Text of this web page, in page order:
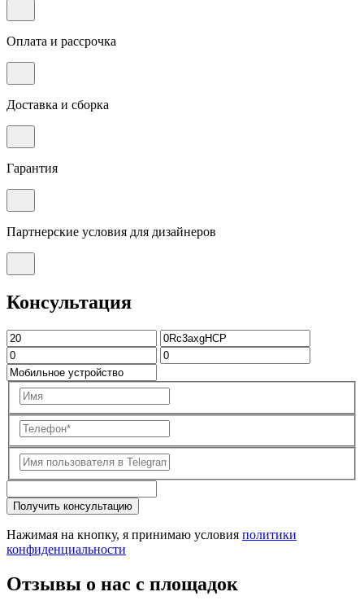
Оплата и рассрочка
Доставка и сборка
Гарантия
Партнерские условия для дизайнеров
Консультация
Получить консультацию
Нажимая на кнопку, я принимаю условия политики
конфиденциальности
Отзывы о нас с площадок